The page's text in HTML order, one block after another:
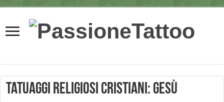
Tatuaggi religiosi cristiani: Gesù